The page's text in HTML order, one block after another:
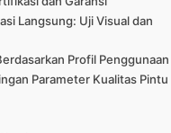
Langsung: Uji Visual dan
Profil Penggunaan
Parameter Kualitas Pintu